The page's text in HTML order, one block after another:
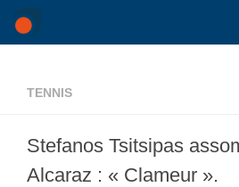
Skip to content
TENNIS
Stefanos Tsitsipas
Alcaraz : « Clameur ».